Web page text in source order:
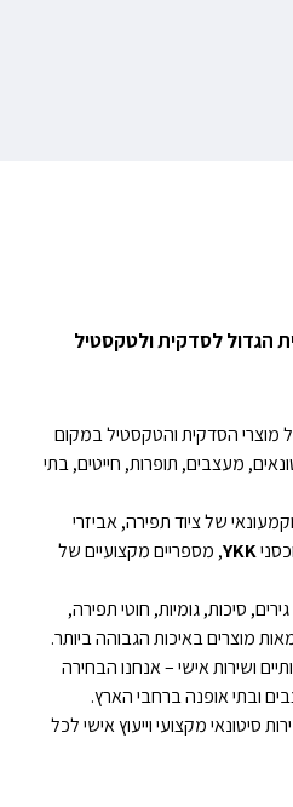
הגדול לסדקית ולטקסטיל
הסדקית והטקסטיל במקום
מעצבים, תופרות, חייטים, בתי
של ציוד תפירה, אביזרי
YKK, מספריים מקצועיים של
סיכות, גומיות, חוטי תפירה,
מוצרים באיכות הגבוהה ביותר.
ושירות אישי – אנחנו הבחירה
ובתי אופנה ברחבי הארץ.
סיטונאי מקצועי וייעוץ אישי לכל